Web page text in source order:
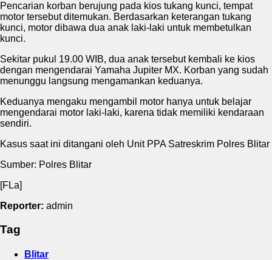
Pencarian korban berujung pada kios tukang kunci, tempat
motor tersebut ditemukan. Berdasarkan keterangan tukang
kunci, motor dibawa dua anak laki-laki untuk membetulkan
kunci.
Sekitar pukul 19.00 WIB, dua anak tersebut kembali ke kios
dengan mengendarai Yamaha Jupiter MX. Korban yang sudah
menunggu langsung mengamankan keduanya.
Keduanya mengaku mengambil motor hanya untuk belajar
mengendarai motor laki-laki, karena tidak memiliki kendaraan
sendiri.
Kasus saat ini ditangani oleh Unit PPA Satreskrim Polres Blitar
Sumber: Polres Blitar
[FLa]
Reporter: admin
Tag
Blitar